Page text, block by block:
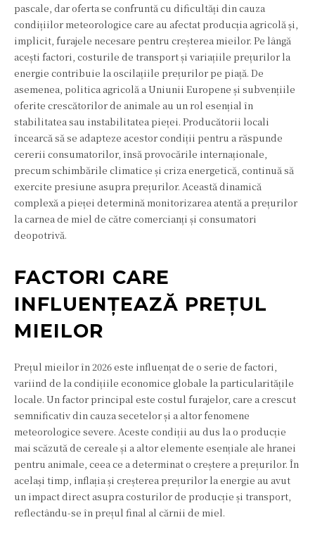
pascale, dar oferta se confruntă cu dificultăți din cauza
condițiilor meteorologice care au afectat producția agricolă și,
implicit, furajele necesare pentru creșterea mieilor. Pe lângă
acești factori, costurile de transport și variațiile prețurilor la
energie contribuie la oscilațiile prețurilor pe piață. De
asemenea, politica agricolă a Uniunii Europene și subvențiile
oferite crescătorilor de animale au un rol esențial în
stabilitatea sau instabilitatea pieței. Producătorii locali
încearcă să se adapteze acestor condiții pentru a răspunde
cererii consumatorilor, însă provocările internaționale,
precum schimbările climatice și criza energetică, continuă să
exercite presiune asupra prețurilor. Această dinamică
complexă a pieței determină monitorizarea atentă a prețurilor
la carnea de miel de către comercianți și consumatori
deopotrivă.
FACTORI CARE
INFLUENȚEAZĂ PREȚUL
MIEILOR
Prețul mieilor în 2026 este influențat de o serie de factori,
variind de la condițiile economice globale la particularitățile
locale. Un factor principal este costul furajelor, care a crescut
semnificativ din cauza secetelor și a altor fenomene
meteorologice severe. Aceste condiții au dus la o producție
mai scăzută de cereale și a altor elemente esențiale ale hranei
pentru animale, ceea ce a determinat o creștere a prețurilor. În
același timp, inflația și creșterea prețurilor la energie au avut
un impact direct asupra costurilor de producție și transport,
reflectându-se în prețul final al cărnii de miel.